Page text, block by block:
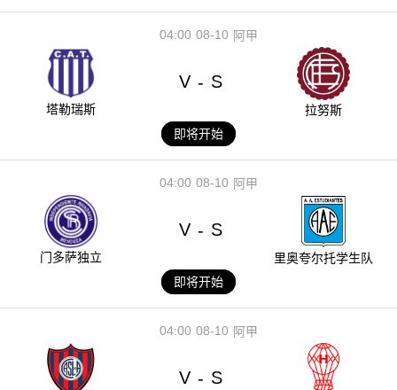
08-10
04:00 阿甲
塔勒瑞斯
V - S
拉努斯
即将开始
08-10
04:00 阿甲
门多萨独立
V - S
里奥夸尔托学生队
即将开始
08-10
04:00 阿甲
V - S